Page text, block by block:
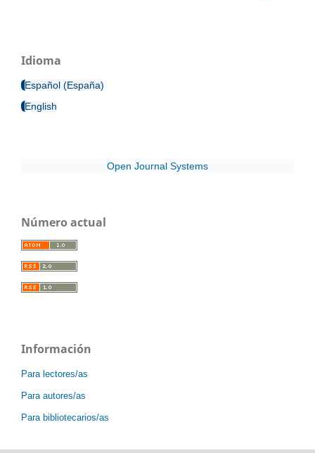
Idioma
Español (España)
English
Open Journal Systems
Número actual
Información
Para lectores/as
Para autores/as
Para bibliotecarios/as